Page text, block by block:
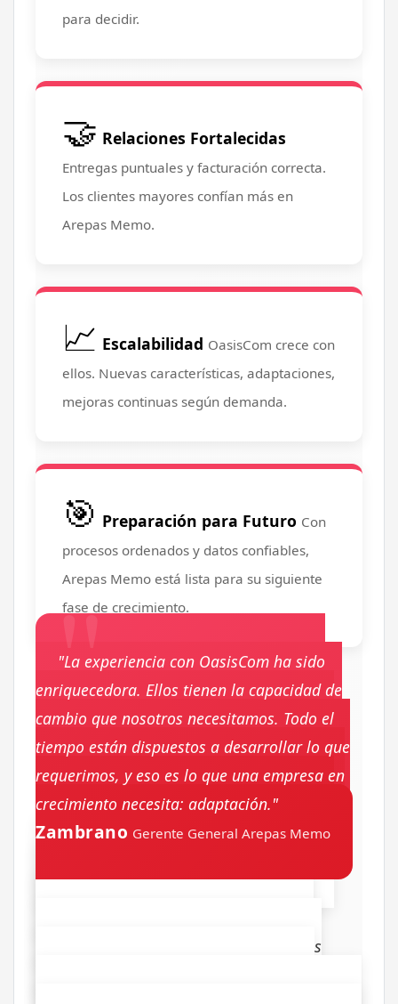
para decidir.
🤝 Relaciones Fortalecidas
Entregas puntuales y facturación correcta.
Los clientes mayores confían más en
Arepas Memo.
📈 Escalabilidad OasisCom crece con
ellos. Nuevas características, adaptaciones,
mejoras continuas según demanda.
🎯 Preparación para Futuro Con
procesos ordenados y datos confiables,
Arepas Memo está lista para su siguiente
fase de crecimiento.
"La experiencia con OasisCom ha sido
enriquecedora. Ellos tienen la capacidad de
cambio que nosotros necesitamos. Todo el
tiempo están dispuestos a desarrollar lo que
requerimos, y eso es lo que una empresa en
crecimiento necesita: adaptación."
Zambrano Gerente General Arepas Memo
cambios son buenos. Al final, nos damos